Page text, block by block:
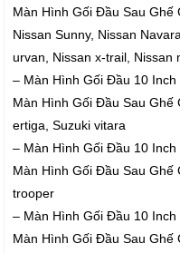
Màn Hình Gối Đầu Sau Ghế
Nissan Sunny, Nissan
urvan, Nissan x-trail, Nissan
– Màn Hình Gối Đầu 10
Màn Hình Gối Đầu Sau Ghế
ertiga, Suzuki vitara
– Màn Hình Gối Đầu 10 Inch
Màn Hình Gối Đầu Sau Ghế
trooper
– Màn Hình Gối Đầu 10 Inch
Màn Hình Gối Đầu Sau Ghế